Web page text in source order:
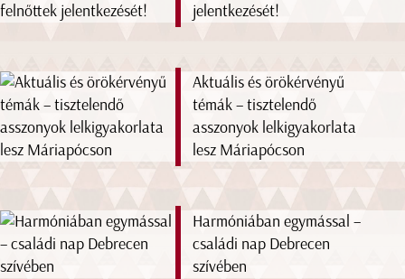
jelentkezését!
Aktuális és örökérvényű
témák – tisztelendő
asszonyok lelkigyakorlata
lesz Máriapócson
Harmóniában egymással –
családi nap Debrecen
szívében